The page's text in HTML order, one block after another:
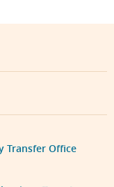
Transfer Office